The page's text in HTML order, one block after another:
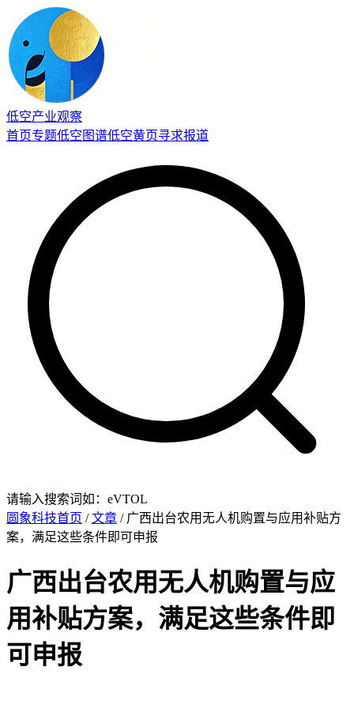
低空产业观察
首页专题低空图谱低空黄页寻求报道
请输入搜索词如：eVTOL
圆象科技首页 /文章 / 广西出台农用无人机购置与应用补贴方
案，满足这些条件即可申报
广西出台农用无人机购置与应
用补贴方案，满足这些条件即
可申报